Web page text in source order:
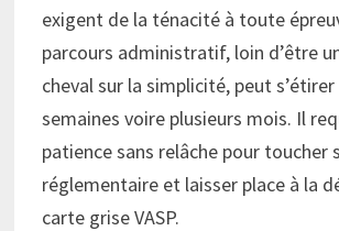
exigent de la ténacité à toute
parcours administratif, loin d’être
cheval sur la simplicité, peut
semaines voire plusieurs mois. Il
patience sans relâche pour toucher
réglementaire et laisser place à la
carte grise VASP.